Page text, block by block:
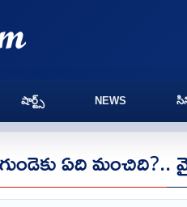
షార్ట్స్ NEWS
ఏది మంచిది?..